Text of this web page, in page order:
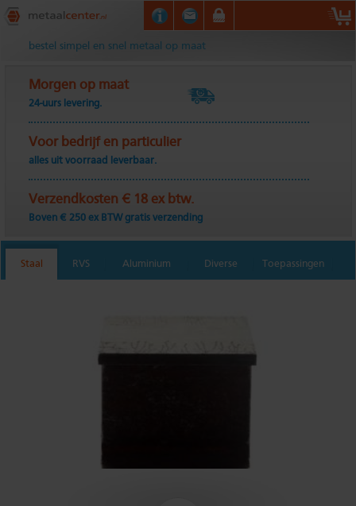
Metaalcenter.nl
bestel simpel en snel metaal op maat
Morgen op maat
24-uurs levering.
Voor bedrijf en particulier
alles uit voorraad leverbaar.
Verzendkosten € 18 ex btw.
Boven € 250 ex BTW gratis verzending
Staal RVS Aluminium Diverse Toepassingen